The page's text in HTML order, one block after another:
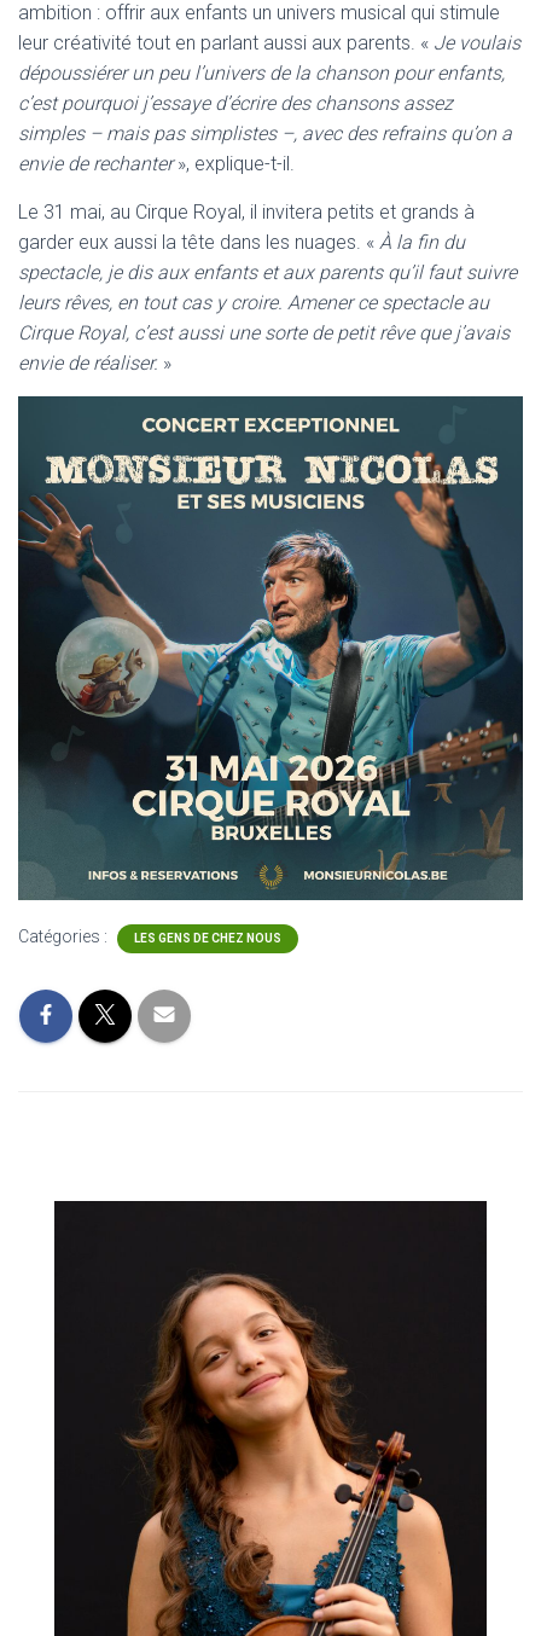
ambition : offrir aux enfants un univers musical qui stimule
leur créativité tout en parlant aussi aux parents. « Je voulais
dépoussiérer un peu l’univers de la chanson pour enfants,
c’est pourquoi j’essaye d’écrire des chansons assez
simples – mais pas simplistes –, avec des refrains qu’on a
envie de rechanter», explique-t-il.
Le 31 mai, au Cirque Royal, il invitera petits et grands à
garder eux aussi la tête dans les nuages. « À la fin du
spectacle, je dis aux enfants et aux parents qu’il faut suivre
leurs rêves, en tout cas y croire. Amener ce spectacle au
Cirque Royal, c’est aussi une sorte de petit rêve que j’avais
envie de réaliser. »
Catégories : LES GENS DE CHEZ NOUS